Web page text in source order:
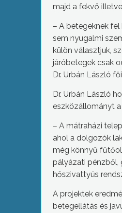
majd a fekvő
– A betegeknek
sem nyugalmi
külön választjuk,
járóbetegek csak
Dr. Urbán László
Dr. Urbán László
eszközállományt a
– A mátraházi
ahol a dolgozók
még könnyű
pályázati pénzből,
hőszivattyús
A projektek
betegellátás és